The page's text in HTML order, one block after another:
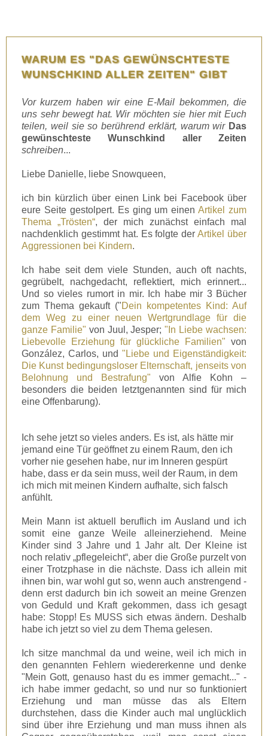
WARUM ES "DAS GEWÜNSCHTESTE
WUNSCHKIND ALLER ZEITEN" GIBT
Vor kurzem haben wir eine E-Mail bekommen, die
uns sehr bewegt hat. Wir möchten sie hier mit Euch
teilen, weil sie so berührend erklärt, warum wir Das
gewünschteste Wunschkind aller Zeiten
schreiben...
Liebe Danielle, liebe Snowqueen,
ich bin kürzlich über einen Link bei Facebook über
eure Seite gestolpert. Es ging um einenArtikel zum
Thema „Trösten“, der mich zunächst einfach mal
nachdenklich gestimmt hat. Es folgte derArtikel über
Aggressionen bei Kindern.
Ich habe seit dem viele Stunden, auch oft nachts,
gegrübelt, nachgedacht, reflektiert, mich erinnert...
Und so vieles rumort in mir. Ich habe mir 3 Bücher
zum Thema gekauft ("Dein kompetentes Kind: Auf
dem Weg zu einer neuen Wertgrundlage für die
ganze Familie" von Juul, Jesper;"In Liebe wachsen:
Liebevolle Erziehung für glückliche Familien" von
González, Carlos, und "Liebe und Eigenständigkeit:
Die Kunst bedingungsloser Elternschaft, jenseits von
Belohnung und Bestrafung" von Alfie Kohn –
besonders die beiden letztgenannten sind für mich
eine Offenbarung).
Ich sehe jetzt so vieles anders. Es ist, als hätte mir
jemand eine Tür geöffnet zu einem Raum, den ich
vorher nie gesehen habe, nur im Inneren gespürt
habe, dass er da sein muss, weil der Raum, in dem
ich mich mit meinen Kindern aufhalte, sich falsch
anfühlt.
Mein Mann ist aktuell beruflich im Ausland und ich
somit eine ganze Weile alleinerziehend. Meine
Kinder sind 3 Jahre und 1 Jahr alt. Der Kleine ist
noch relativ „pflegeleicht“, aber die Große purzelt von
einer Trotzphase in die nächste. Dass ich allein mit
ihnen bin, war wohl gut so, wenn auch anstrengend -
denn erst dadurch bin ich soweit an meine Grenzen
von Geduld und Kraft gekommen, dass ich gesagt
habe: Stopp! Es MUSS sich etwas ändern. Deshalb
habe ich jetzt so viel zu dem Thema gelesen.
Ich sitze manchmal da und weine, weil ich mich in
den genannten Fehlern wiedererkenne und denke
"Mein Gott, genauso hast du es immer gemacht..." -
ich habe immer gedacht, so und nur so funktioniert
Erziehung und man müsse das als Eltern
durchstehen, dass die Kinder auch mal unglücklich
sind über ihre Erziehung und man muss ihnen als